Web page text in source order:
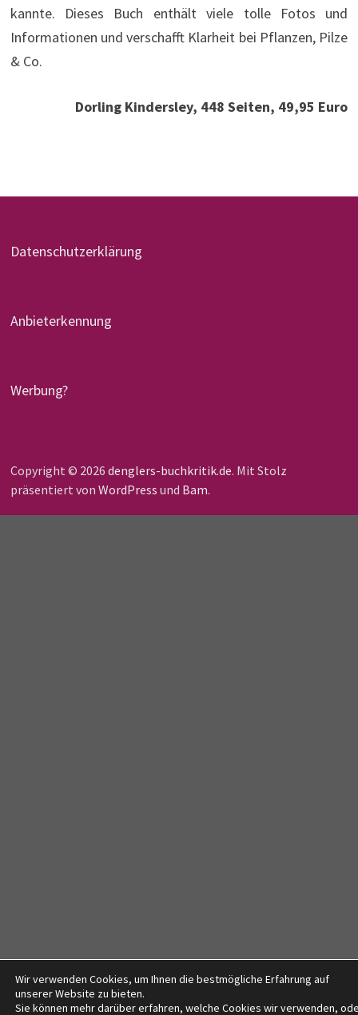
kannte. Dieses Buch enthält viele tolle Fotos und
Informationen und verschafft Klarheit bei Pflanzen, Pilze
& Co.
Dorling Kindersley, 448 Seiten, 49,95 Euro
Datenschutzerklärung
Anbieterkennung
Werbung?
Copyright © 2026 denglers-buchkritik.de. Mit Stolz
präsentiert von WordPress und Bam.
Wir verwenden Cookies, um Ihnen die bestmögliche Erfahrung auf
unserer Website zu bieten.
Sie können mehr darüber erfahren, welche Cookies wir verwenden,